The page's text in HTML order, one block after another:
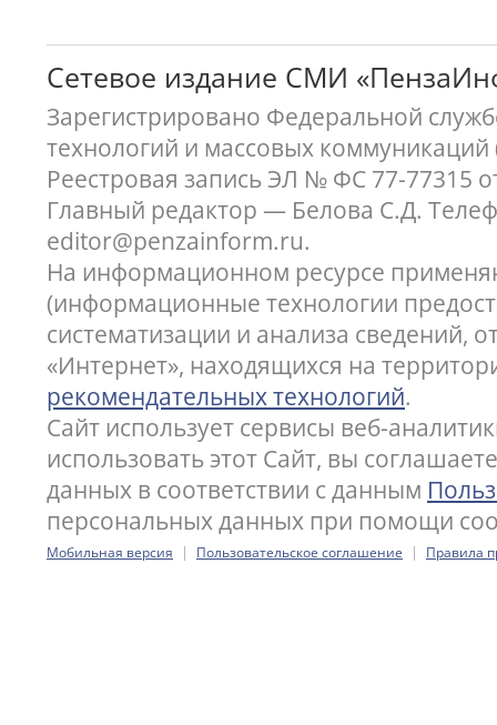
Сетевое издание СМИ
Зарегистрировано Федеральной
технологий и массовых коммуникаций
Реестровая запись ЭЛ № ФС 77-77315
Главный редактор — Белова С.Д.
editor@penzainform.ru.
На информационном ресурсе
(информационные технологии
систематизации и анализа сведений,
«Интернет», находящихся на
рекомендательных технологий.
Сайт использует сервисы веб-
использовать этот Сайт, вы
данных в соответствии с данным
персональных данных при помощи
Мобильная версия | Пользовательское соглашение | Правила